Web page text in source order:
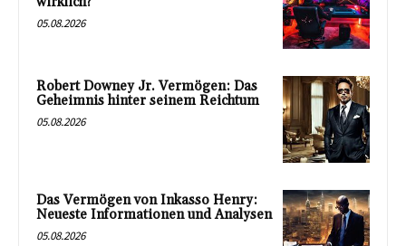
05.08.2026
Robert Downey Jr. Vermögen: Das
Geheimnis hinter seinem Reichtum
05.08.2026
Das Vermögen von Inkasso Henry:
Neueste Informationen und Analysen
05.08.2026